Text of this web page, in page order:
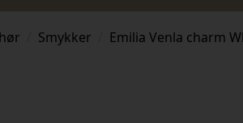
Smykker Emilia Venla charm